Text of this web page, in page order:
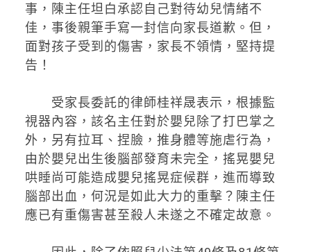
事，陳主任坦白承認自己對待幼兒情緒不
佳，事後親筆手寫一封信向家長道歉。但，
面對孩子受到的傷害，家長不領情，堅持提
告！
受家長委託的律師桂祥晟表示，根據監
視器內容，該名主任對於嬰兒除了打巴掌之
外，另有拉耳、捏臉，推身體等施虐行為，
由於嬰兒出生後腦部發育未完全，搖晃嬰兒
哄睡尚可能造成嬰兒搖晃症候群，進而導致
腦部出血，何況是如此大力的重擊？陳主任
應已有重傷害甚至殺人未遂之不確定故意。